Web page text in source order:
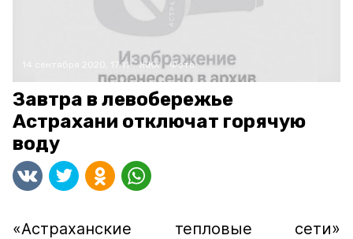
14 сентября 2020, 17:11 ЖКХ Фото:
Завтра в левобережье
Астрахани отключат горячую
воду
«Астраханские тепловые сети»